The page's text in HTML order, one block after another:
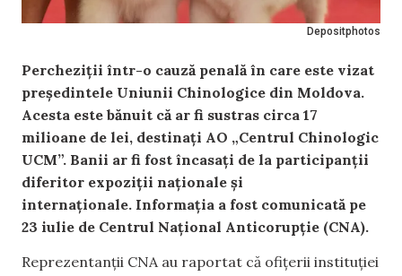
Depositphotos
Percheziții într-o cauză penală în care este vizat
președintele Uniunii Chinologice din Moldova.
Acesta este bănuit că ar fi sustras circa 17
milioane de lei, destinați AO „Centrul Chinologic
UCM”. Banii ar fi fost încasați de la participanții
diferitor expoziții naționale și
internaționale. Informația a fost comunicată pe
23 iulie de Centrul Național Anticorupție (CNA).
Reprezentanții CNA au raportat că ofițerii instituției